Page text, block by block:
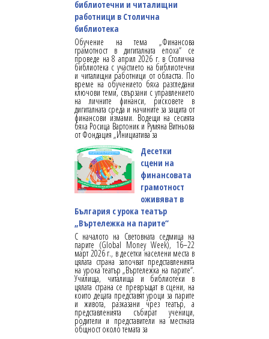
библиотечни и читалищни
работници в Столична
библиотека
Обучение на тема „Финансова
грамотност в дигиталната епоха“ се
проведе на 8 април 2026 г. в Столична
библиотека с участието на библиотечни
и читалищни работници от областта. По
време на обучението бяха разгледани
ключови теми, свързани с управлението
на личните финанси, рисковете в
дигиталната среда и начините за защита от
финансови измами. Водещи на сесията
бяха Росица Вартоник и Румяна Витньова
от Фондация „Инициатива за
Десетки
сцени на
финансовата
грамотност
оживяват в
България с урока театър
„Въртележка на парите“
С началото на Световната седмица на
парите (Global Money Week), 16–22
март 2026 г., в десетки населени места в
цялата страна започват представленията
на урока театър „Въртележка на парите“.
Училища, читалища и библиотеки в
цялата страна се превръщат в сцени, на
които децата представят уроци за парите
и живота, разказани чрез театър, а
представленията събират ученици,
родители и представители на местната
общност около темата за